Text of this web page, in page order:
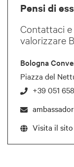
Pensi di
Contattaci
valorizzare
Bologna
Piazza del
+39 051
Visita il sito